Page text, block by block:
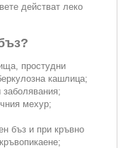
действат леко
простудни
кашлица;
мехур;
бъз и при кръвно